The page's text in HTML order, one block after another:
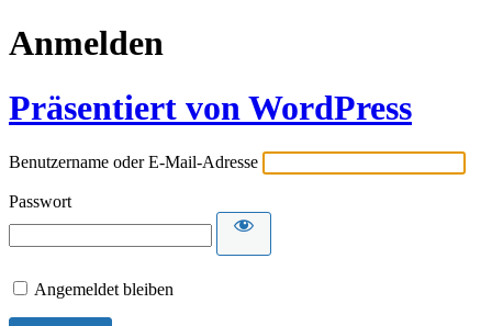
Anmelden
Präsentiert von WordPress
Benutzername oder E-Mail-Adresse
Passwort
Angemeldet bleiben